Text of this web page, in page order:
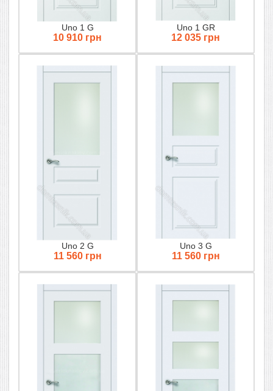
Uno 1 G
10 910 грн
Uno 1 GR
12 035 грн
Uno 2 G
11 560 грн
Uno 3 G
11 560 грн